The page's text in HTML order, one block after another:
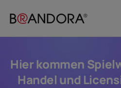
Hier kommen
Handel und